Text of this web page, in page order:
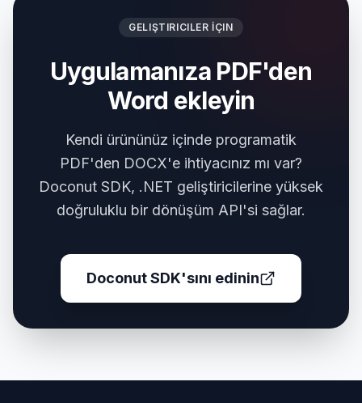
GELIŞTIRICILER İÇIN
Uygulamanıza PDF'den
Word ekleyin
Kendi ürününüz içinde programatik
PDF'den DOCX'e ihtiyacınız mı var?
Doconut SDK, .NET geliştiricilerine yüksek
doğruluklu bir dönüşüm API'si sağlar.
Doconut SDK'sını edinin